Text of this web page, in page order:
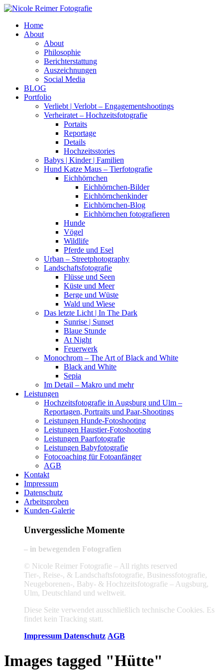
Home
About
About
Philosophie
Berichterstattung
Auszeichnungen
Social Media
BLOG
Portfolio
Verliebt | Verlobt – Engagementshootings
Verheiratet – Hochzeitsfotografie
Portaits
Reportage
Details
Hochzeitsstories
Babys | Kinder | Familien
Hund Katze Maus – Tierfotografie
Eichhörnchen
Eichhörnchen-Bilder
Eichhörnchenkinder
Eichhörnchen-Blog
Eichhörnchen fotografieren
Hunde
Vögel
Wildlife
Pferde und Esel
Urban – Streetphotography
Landschaftsfotografie
Flüsse und Seen
Küste und Meer
Berge und Wüste
Wald und Wiese
Das letzte Licht | In The Dark
Sunrise | Sunset
Blaue Stunde
At Night
Feuerwerk
Monochrom – The Art of Black and White
Black and White
Sepia
Im Detail – Makro und mehr
Leistungen
Hochzeitsfotografie in Augsburg und Ulm –
Reportagen, Portraits und Paar-Shootings
Leistungen Hunde-Fotoshooting
Leistungen Haustier-Fotoshooting
Leistungen Paarfotografie
Leistungen Babyfotografie
Fotocoaching für Fotoanfänger
AGB
Kontakt
Impressum
Datenschutz
Arbeitsproben
Kunden-Galerie
Unvergessliche Momente
– in bewegenden Fotografien
© Nicole Reimer Fotografie – All rights reserved
Tier-, Reise-, & Landschaftsfotografie, Businessfotografie,
Neugeborenen-, Baby- & Hochzeitsfotografie – Augsburg,
Ulm, Deutschland und weltweit.
Diese Seite verwendet ausschließlich technische Cookies. Es
findet kein Tracking statt.
Impressum Datenschutz AGB
Images tagged "Hütte"